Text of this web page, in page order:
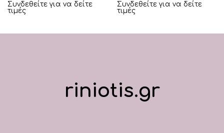
Συνδεθείτε για να δείτε
τιμές
Συνδεθείτε για να δείτε
τιμές
riniotis.gr